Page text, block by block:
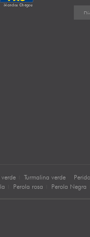
Turmalina verde
Perola rosa Perola Negra